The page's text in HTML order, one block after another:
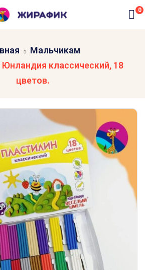
0
Мальчикам
классический, 18
цветов.